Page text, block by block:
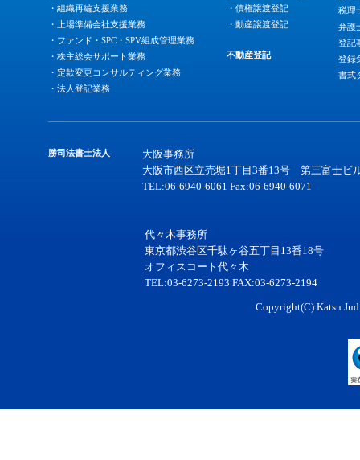
・組織再編支援業務
・上場準備会社支援業務
・ファンド・SPC・SPV組成管理業務
・株主総会サポート業務
・定款変更コンサルティング業務
・法人登記業務
・債権譲渡登記
・動産譲渡登記
不動産登記
税理
弁護
登記
登録
書式
勝司法書士法人
大阪事務所
大阪市西区立売堀1丁目3番13号 第三富士ビ
TEL:06-6940-6061 Fax:06-6940-6071
代々木事務所
東京都渋谷区千駄ヶ谷五丁目13番18号
オフィスコート代々木
TEL:03-6273-2193 FAX:03-6273-2194
Copyright(C) Katsu